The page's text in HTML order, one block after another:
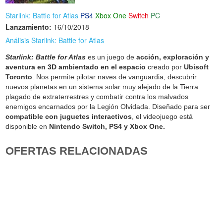
Starlink: Battle for Atlas PS4 Xbox One Switch PC
Lanzamiento: 16/10/2018
Análisis Starlink: Battle for Atlas
Starlink: Battle for Atlas es un juego deacción, exploración y
aventura en 3D ambientado en el espacio creado porUbisoft
Toronto . Nos permite pilotar naves de vanguardia, descubrir
nuevos planetas en un sistema solar muy alejado de la Tierra
plagado de extraterrestres y combatir contra los malvados
enemigos encarnados por la Legión Olvidada. Diseñado para ser
compatible con juguetes interactivos , el videojuego está
disponible en Nintendo Switch, PS4 y Xbox One.
OFERTAS RELACIONADAS